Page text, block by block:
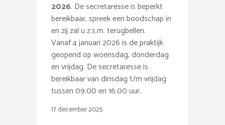
2026. De secretaresse is beperkt
bereikbaar, spreek een boodschap in
en zij zal u z.s.m. terugbellen.
Vanaf 4 januari 2026 is de praktijk
geopend op woensdag, donderdag
en vrijdag. De secretaresse is
bereikbaar van dinsdag t/m vrijdag
tussen 09.00 en 16.00 uur.
17 december 2025